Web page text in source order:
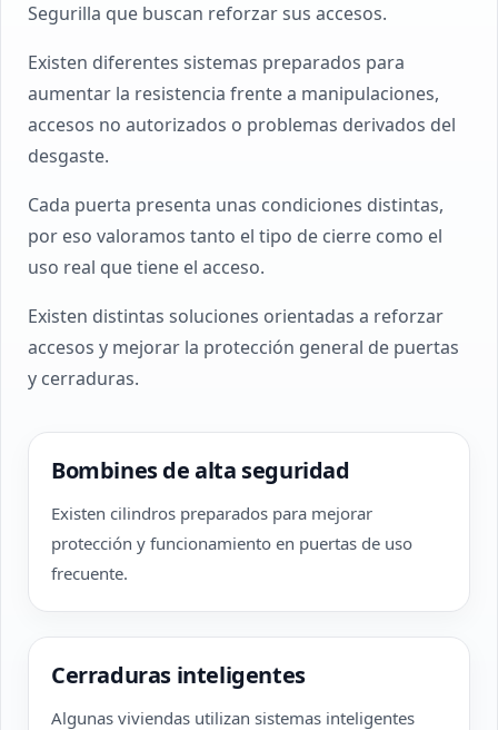
Segurilla que buscan reforzar sus accesos.
Existen diferentes sistemas preparados para
aumentar la resistencia frente a manipulaciones,
accesos no autorizados o problemas derivados del
desgaste.
Cada puerta presenta unas condiciones distintas,
por eso valoramos tanto el tipo de cierre como el
uso real que tiene el acceso.
Existen distintas soluciones orientadas a reforzar
accesos y mejorar la protección general de puertas
y cerraduras.
Bombines de alta seguridad
Existen cilindros preparados para mejorar
protección y funcionamiento en puertas de uso
frecuente.
Cerraduras inteligentes
Algunas viviendas utilizan sistemas inteligentes